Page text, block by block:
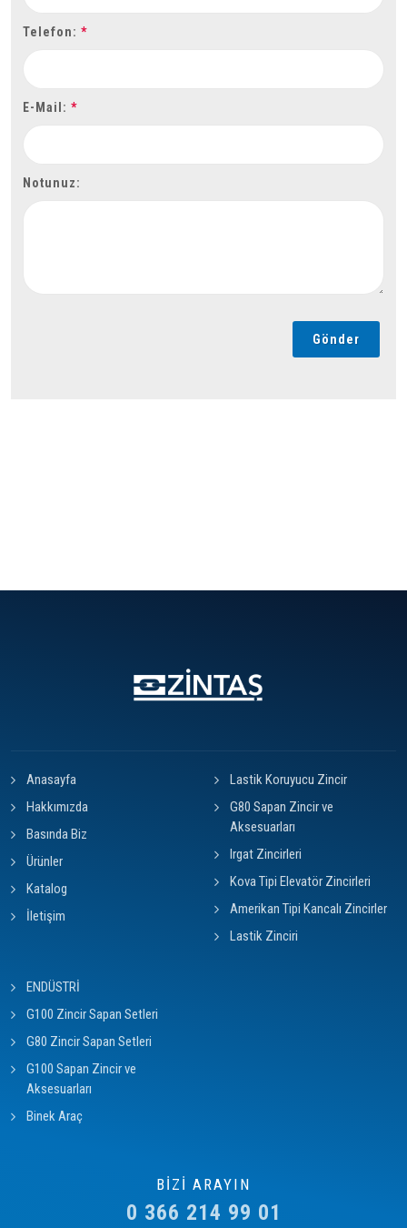
Telefon: *
E-Mail: *
Notunuz:
Gönder
Anasayfa
Hakkımızda
Basında Biz
Ürünler
Katalog
İletişim
Lastik Koruyucu Zincir
G80 Sapan Zincir ve
Aksesuarları
Irgat Zincirleri
Kova Tipi Elevatör Zincirleri
Amerikan Tipi Kancalı Zincirler
Lastik Zinciri
ENDÜSTRİ
G100 Zincir Sapan Setleri
G80 Zincir Sapan Setleri
G100 Sapan Zincir ve
Aksesuarları
Binek Araç
BİZİ ARAYIN
0 366 214 99 01